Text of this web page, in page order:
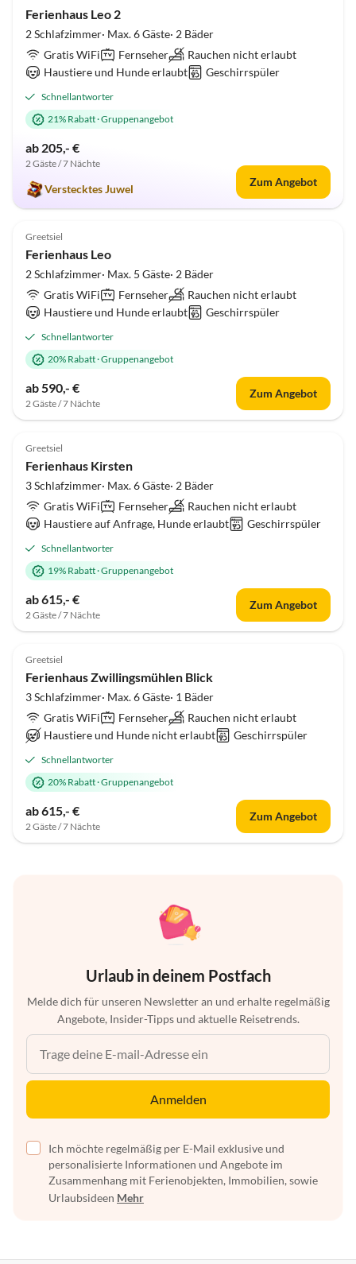
Ferienhaus Leo 2
2 Schlafzimmer· Max. 6 Gäste· 2 Bäder
Gratis WiFi
Fernseher
Rauchen nicht erlaubt
Haustiere und Hunde erlaubt
Geschirrspüler
Schnellantworter
21% Rabatt·Gruppenangebot
ab 205,- €
2 Gäste / 7 Nächte
Verstecktes Juwel
Zum Angebot
Hundefreundlich
Top-Inserat
5.0 (1)
Greetsiel
Ferienhaus Leo
2 Schlafzimmer· Max. 5 Gäste· 2 Bäder
Gratis WiFi
Fernseher
Rauchen nicht erlaubt
Haustiere und Hunde erlaubt
Geschirrspüler
Schnellantworter
20% Rabatt·Gruppenangebot
ab 590,- €
2 Gäste / 7 Nächte
Zum Angebot
Top-Inserat
5.0 (1)
Greetsiel
Ferienhaus Kirsten
3 Schlafzimmer· Max. 6 Gäste· 2 Bäder
Gratis WiFi
Fernseher
Rauchen nicht erlaubt
Haustiere auf Anfrage, Hunde erlaubt
Geschirrspüler
Schnellantworter
19% Rabatt·Gruppenangebot
ab 615,- €
2 Gäste / 7 Nächte
Zum Angebot
Greetsiel
Ferienhaus Zwillingsmühlen Blick
3 Schlafzimmer· Max. 6 Gäste· 1 Bäder
Gratis WiFi
Fernseher
Rauchen nicht erlaubt
Haustiere und Hunde nicht erlaubt
Geschirrspüler
Schnellantworter
20% Rabatt·Gruppenangebot
ab 615,- €
2 Gäste / 7 Nächte
Zum Angebot
Urlaub in deinem Postfach
Melde dich für unseren Newsletter an und erhalte regelmäßig
Angebote, Insider-Tipps und aktuelle Reisetrends.
Anmelden
Ich möchte regelmäßig per E-Mail exklusive und
personalisierte Informationen und Angebote im
Zusammenhang mit Ferienobjekten, Immobilien, sowie
Urlaubsideen Mehr